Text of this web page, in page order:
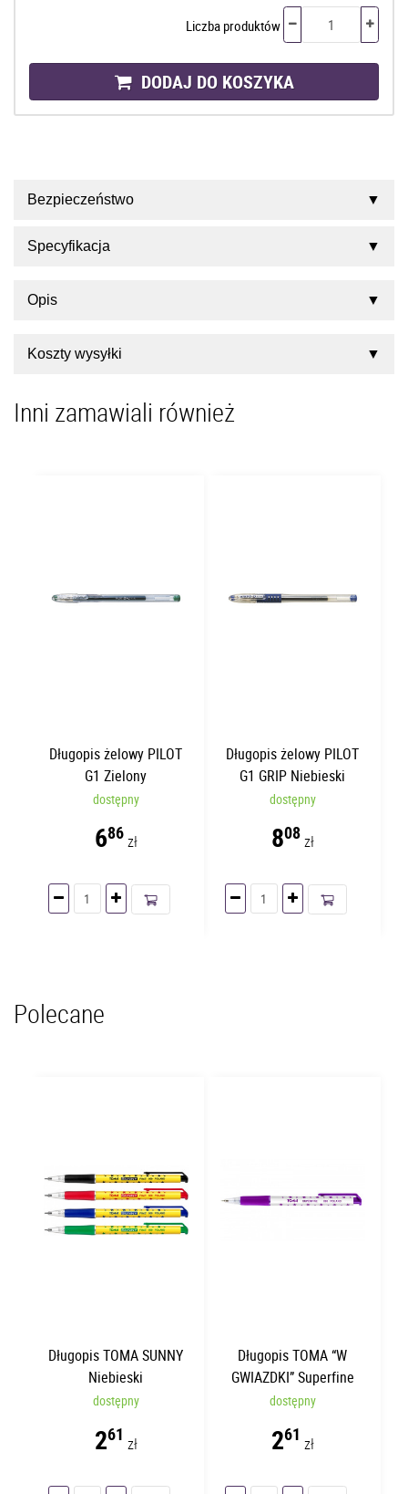
Liczba produktów
DODAJ DO KOSZYKA
Bezpieczeństwo
Specyfikacja
Opis
Koszty wysyłki
Inni zamawiali również
Długopis żelowy PILOT
G1 Zielony
dostępny
686zł
Długopis żelowy PILOT
G1 GRIP Niebieski
dostępny
808zł
Polecane
Długopis TOMA SUNNY
Niebieski
dostępny
261 zł
Długopis TOMA “W
GWIAZDKI” Superfine
Fioletowy TO-069
dostępny
261 zł